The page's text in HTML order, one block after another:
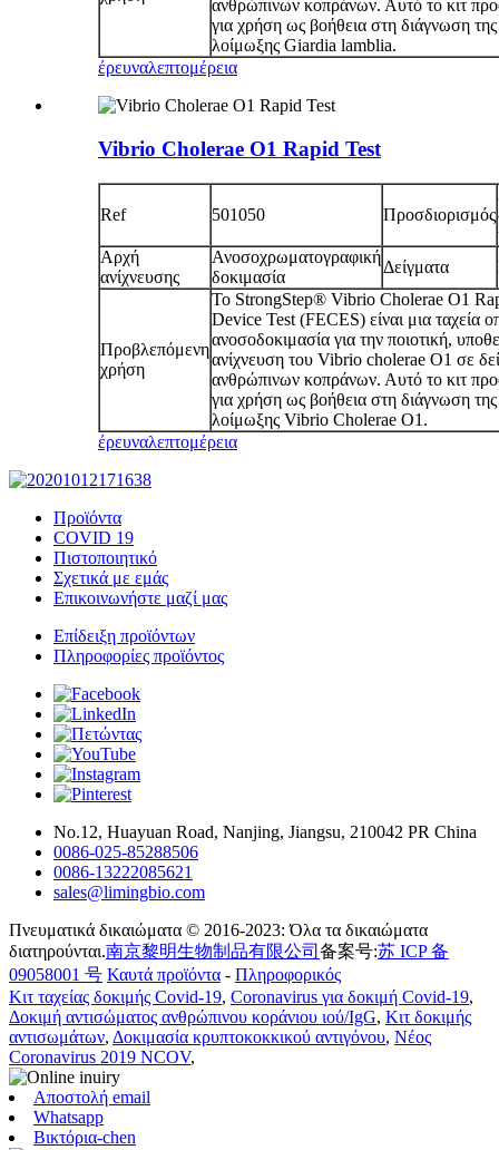
ανθρώπινων κοπράνων. Αυτό το κιτ
για χρήση ως βοήθεια στη διάγνωση της
λοίμωξης Giardia lamblia.
έρευναλεπτομέρεια
Vibrio Cholerae O1 Rapid Test
Ref 501050 Προσδιορισμός
Αρχή
ανίχνευσης
Ανοσοχρωματογραφική
δοκιμασία
Δείγματα
Προβλεπόμενη
χρήση
Το StrongStep® Vibrio Cholerae O1
Device Test (FECES) είναι μια ταχεία
ανοσοδοκιμασία για την ποιοτική,
ανίχνευση του Vibrio cholerae O1 σε
ανθρώπινων κοπράνων. Αυτό το κιτ
για χρήση ως βοήθεια στη διάγνωση της
λοίμωξης Vibrio Cholerae O1.
έρευναλεπτομέρεια
Προϊόντα
COVID 19
Πιστοποιητικό
Σχετικά με εμάς
Επικοινωνήστε μαζί μας
Επίδειξη προϊόντων
Πληροφορίες προϊόντος
Νο.12, Huayuan Road, Nanjing, Jiangsu, 210042 PR China
0086-025-85288506
0086-13222085621
sales@limingbio.com
Πνευματικά δικαιώματα © 2016-2023: Όλα τα δικαιώματα
διατηρούνται.南京黎明生物制品有限公司 备案号:苏 ICP 备
09058001 号 Καυτά προϊόντα - Πληροφορικός
Κιτ ταχείας δοκιμής Covid-19, Coronavirus για δοκιμή Covid-19,
Δοκιμή αντισώματος ανθρώπινου κοράνιου ιού/IgG, Κιτ δοκιμής
αντισωμάτων, Δοκιμασία κρυπτοκοκκικού αντιγόνου, Νέος
Coronavirus 2019 NCOV,
Αποστολή email
Whatsapp
Βικτόρια-chen